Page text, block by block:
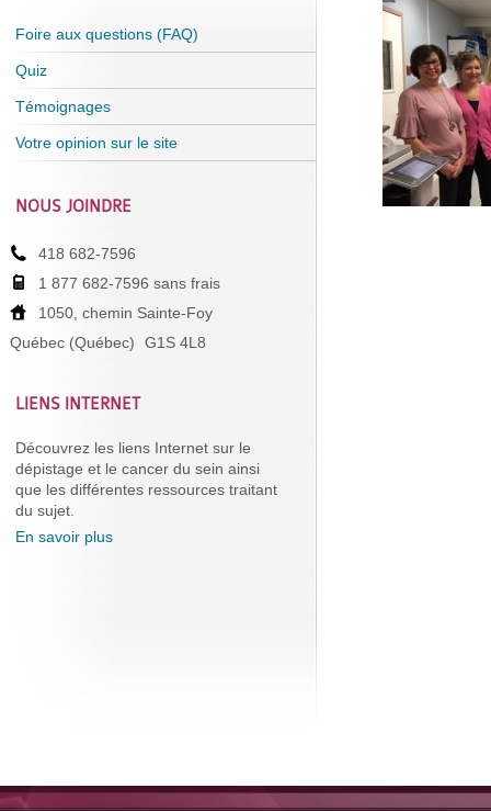
Foire aux questions (FAQ)
Quiz
Témoignages
Votre opinion sur le site
NOUS JOINDRE
418 682-7596
1 877 682-7596 sans frais
1050, chemin Sainte-Foy
Québec (Québec)
G1S 4L8
LIENS INTERNET
Découvrez les liens Internet sur le
dépistage et le cancer du sein ainsi
que les différentes ressources traitant
du sujet.
En savoir plus